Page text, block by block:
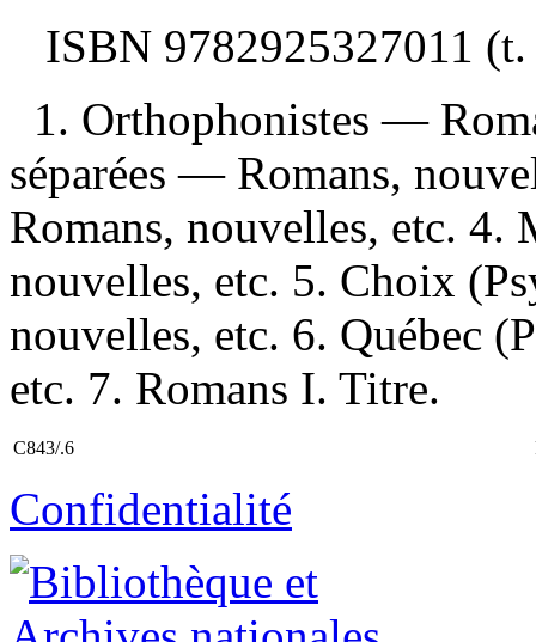
ISBN 9782925327011
1. Orthophonistes —
séparées — Romans,
Romans, nouvelles, etc.
nouvelles, etc. 5. Choix
nouvelles, etc. 6. Québec
etc. 7. Romans I. Titre.
C843/.6
Confidentialité